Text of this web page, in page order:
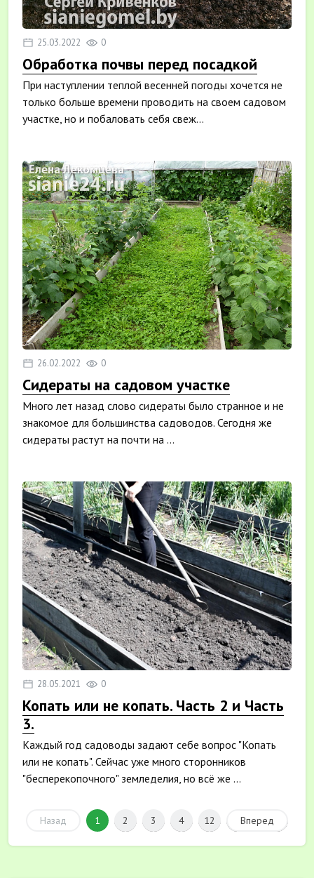
25.03.2022 0
Обработка почвы перед посадкой
При наступлении теплой весенней погоды хочется не
только больше времени проводить на своем садовом
участке, но и побаловать себя свеж...
26.02.2022 0
Сидераты на садовом участке
Много лет назад слово сидераты было странное и не
знакомое для большинства садоводов. Сегодня же
сидераты растут на почти на ...
28.05.2021 0
Копать или не копать. Часть 2 и Часть
3.
Каждый год садоводы задают себе вопрос "Копать
или не копать". Сейчас уже много сторонников
"бесперекопочного" земледелия, но всё же ...
Назад 1 2 3 4 12 Вперед